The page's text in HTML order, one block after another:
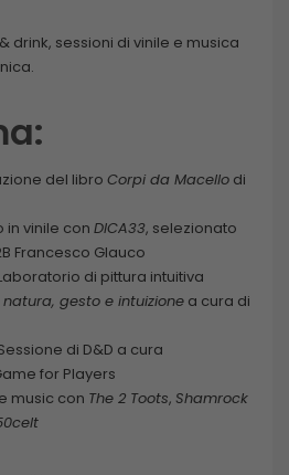
drink, sessioni di vinile e musica
del libro Corpi da Macello di
in vinile con DICA33, selezionato
Francesco Glauco
di pittura intuitiva
gesto e intuizione a cura di
di D&D a cura
for Players
music con The 2 Toots, Shamrock